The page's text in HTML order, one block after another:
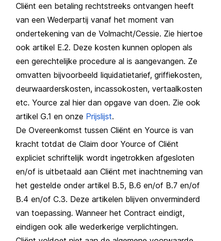
Cliënt een betaling rechtstreeks ontvangen heeft
van een Wederpartij vanaf het moment van
ondertekening van de Volmacht/Cessie. Zie hiertoe
ook artikel E.2. Deze kosten kunnen oplopen als
een gerechtelijke procedure al is aangevangen. Ze
omvatten bijvoorbeeld liquidatietarief, griffiekosten,
deurwaarderskosten, incassokosten, vertaalkosten
etc. Yource zal hier dan opgave van doen. Zie ook
artikel G.1 en onze Prijslijst.
De Overeenkomst tussen Cliënt en Yource is van
kracht totdat de Claim door Yource of Cliënt
expliciet schriftelijk wordt ingetrokken afgesloten
en/of is uitbetaald aan Cliënt met inachtneming van
het gestelde onder artikel B.5, B.6 en/of B.7 en/of
B.4 en/of C.3. Deze artikelen blijven onverminderd
van toepassing. Wanneer het Contract eindigt,
eindigen ook alle wederkerige verplichtingen.